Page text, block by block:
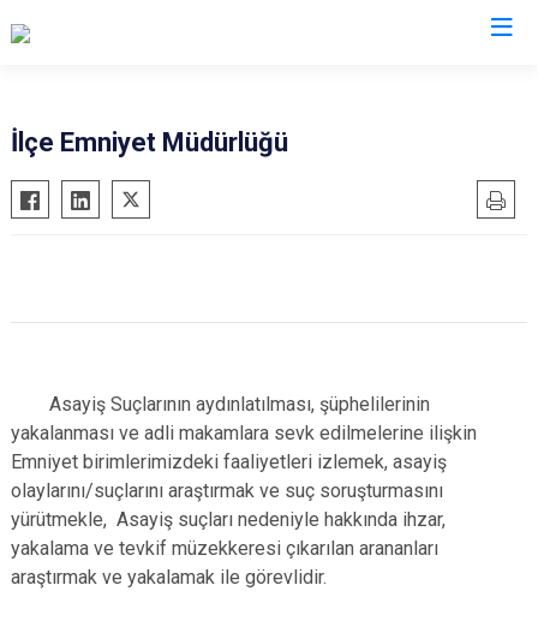
Göynücek
Gümüşhacıköy
İlçe Emniyet Müdürlüğü
Asayiş Suçlarının aydınlatılması, şüphelilerinin
yakalanması ve adli makamlara sevk edilmelerine ilişkin
Emniyet birimlerimizdeki faaliyetleri izlemek, asayiş
olaylarını/suçlarını araştırmak ve suç soruşturmasını
yürütmekle, Asayiş suçları nedeniyle hakkında ihzar,
yakalama ve tevkif müzekkeresi çıkarılan arananları
araştırmak ve yakalamak ile görevlidir.